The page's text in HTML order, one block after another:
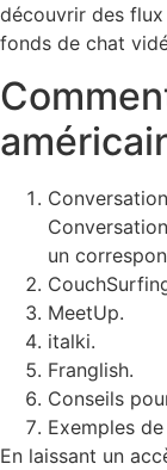
découvrir des
fonds de chat
un
MeetUp.
italki.
Franglish.
Conseils
Exemples
En laissant un